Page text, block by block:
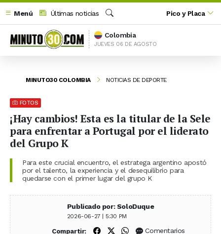
Menú
Últimas noticias
Buscar
Pico y Placa
Colombia
JUEVES 06 DE AGOSTO
MINUTO30 COLOMBIA NOTICIAS DE DEPORTE
FOTOS
¡Hay cambios! Esta es la titular de la Sele
para enfrentar a Portugal por el liderato
del Grupo K
Para este crucial encuentro, el estratega argentino apostó
por el talento, la experiencia y el desequilibrio para
quedarse con el primer lugar del grupo K
Publicado por: SoloDuque
2026-06-27 | 5:30 PM
Compartir: Compartir en Facebook
Compartir en X (Twitter)
Compartir en WhatsApp
Comentarios